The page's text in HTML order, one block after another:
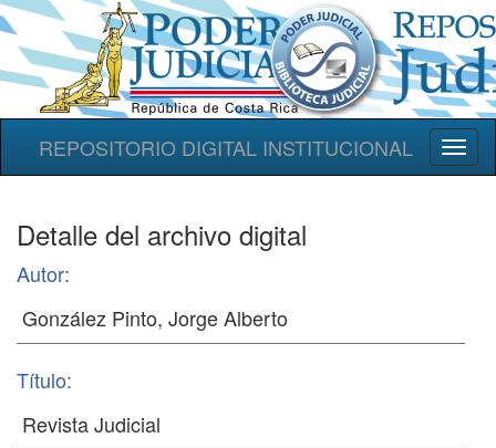
REPOSITORIO DIGITAL INSTITUCIONAL
Detalle del archivo digital
Autor:
Título: